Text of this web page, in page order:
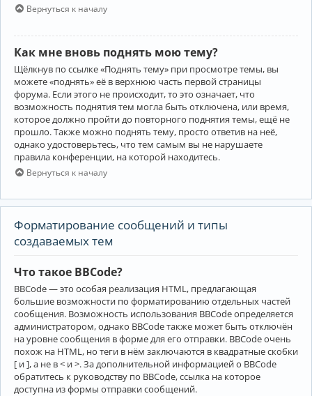
Вернуться к началу
Как мне вновь поднять мою тему?
Щёлкнув по ссылке «Поднять тему» при просмотре темы, вы
можете «поднять» её в верхнюю часть первой страницы
форума. Если этого не происходит, то это означает, что
возможность поднятия тем могла быть отключена, или время,
которое должно пройти до повторного поднятия темы, ещё не
прошло. Также можно поднять тему, просто ответив на неё,
однако удостоверьтесь, что тем самым вы не нарушаете
правила конференции, на которой находитесь.
Вернуться к началу
Форматирование сообщений и типы
создаваемых тем
Что такое BBCode?
BBCode — это особая реализация HTML, предлагающая
большие возможности по форматированию отдельных частей
сообщения. Возможность использования BBCode определяется
администратором, однако BBCode также может быть отключён
на уровне сообщения в форме для его отправки. BBCode очень
похож на HTML, но теги в нём заключаются в квадратные скобки
[ и ], а не в < и >. За дополнительной информацией о BBCode
обратитесь к руководству по BBCode, ссылка на которое
доступна из формы отправки сообщений.